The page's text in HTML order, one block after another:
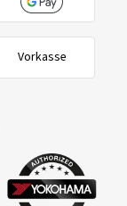
Vorkasse